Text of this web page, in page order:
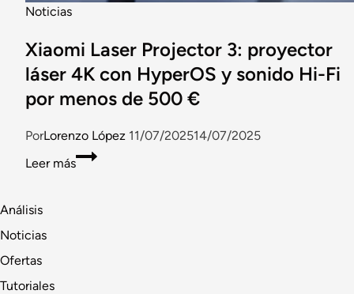
Noticias
Xiaomi Laser Projector 3: proyector
láser 4K con HyperOS y sonido Hi-Fi
por menos de 500 €
PorLorenzo López 11/07/202514/07/2025
Leer más
Xiaomi
Laser
Análisis
Noticias
Ofertas
Tutoriales